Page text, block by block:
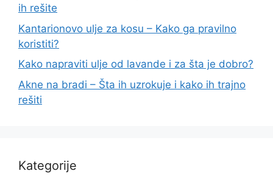
ih rešite
Kantarionovo ulje za kosu – Kako ga pravilno
koristiti?
Kako napraviti ulje od lavande i za šta je dobro?
Akne na bradi – Šta ih uzrokuje i kako ih trajno
rešiti
Kategorije